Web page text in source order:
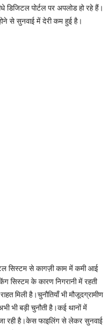
डिजिटल पोर्टल पर अपलोड हो रहे हैं।
से सुनवाई में देरी कम हुई है।
सिस्टम से कागज़ी काम में कमी आई
सिस्टम के कारण निगरानी में रहती
मिली है।चुनौतियाँ भी मौजूदग्रामीण
भी बड़ी चुनौती है।कई थानों में
रही है।केस फाइलिंग से लेकर सुनवाई